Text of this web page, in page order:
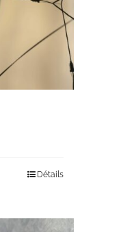
Détails